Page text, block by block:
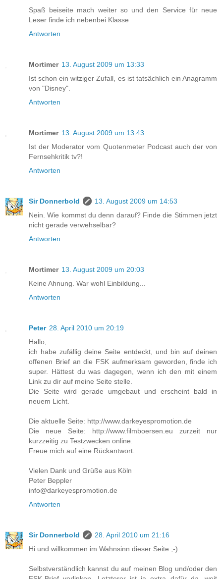
Spaß beiseite mach weiter so und den Service für neue
Leser finde ich nebenbei Klasse
Antworten
Mortimer 13. August 2009 um 13:33
Ist schon ein witziger Zufall, es ist tatsächlich ein Anagramm
von "Disney".
Antworten
Mortimer 13. August 2009 um 13:43
Ist der Moderator vom Quotenmeter Podcast auch der von
Fernsehkritik tv?!
Antworten
Sir Donnerbold
13. August 2009 um 14:53
Nein. Wie kommst du denn darauf? Finde die Stimmen jetzt
nicht gerade verwehselbar?
Antworten
Mortimer 13. August 2009 um 20:03
Keine Ahnung. War wohl Einbildung...
Antworten
Peter 28. April 2010 um 20:19
Hallo,
ich habe zufällig deine Seite entdeckt, und bin auf deinen
offenen Brief an die FSK aufmerksam geworden, finde ich
super. Hättest du was dagegen, wenn ich den mit einem
Link zu dir auf meine Seite stelle.
Die Seite wird gerade umgebaut und erscheint bald in
neuem Licht.
Die aktuelle Seite: http://www.darkeyespromotion.de
Die neue Seite: http://www.filmboersen.eu zurzeit nur
kurzzeitig zu Testzwecken online.
Freue mich auf eine Rückantwort.
Vielen Dank und Grüße aus Köln
Peter Beppler
info@darkeyespromotion.de
Antworten
Sir Donnerbold
28. April 2010 um 21:16
Hi und willkommen im Wahnsinn dieser Seite ;-)
Selbstverständlich kannst du auf meinen Blog und/oder den